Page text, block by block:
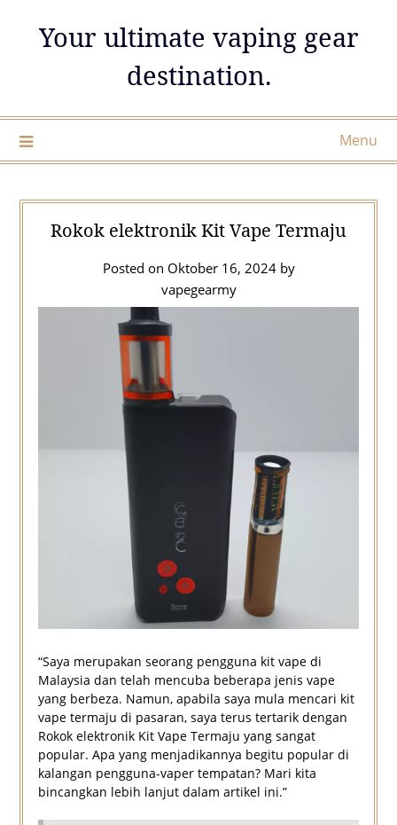
Your ultimate vaping gear
destination.
Menu
Rokok elektronik Kit Vape Termaju
Posted on Oktober 16, 2024by
vapegearmy
“Saya merupakan seorang pengguna kit vape di
Malaysia dan telah mencuba beberapa jenis vape
yang berbeza. Namun, apabila saya mula mencari kit
vape termaju di pasaran, saya terus tertarik dengan
Rokok elektronik Kit Vape Termaju yang sangat
popular. Apa yang menjadikannya begitu popular di
kalangan pengguna-vaper tempatan? Mari kita
bincangkan lebih lanjut dalam artikel ini.”